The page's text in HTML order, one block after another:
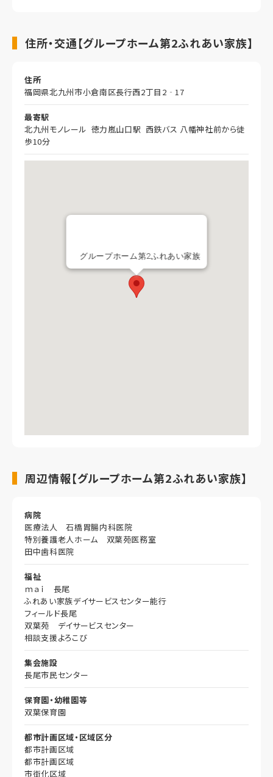
住所・交通【グループホーム第2ふれあい家族】
住所
福岡県北九州市小倉南区長行西2丁目2‐17
最寄駅
北九州モノレール 徳力嵐山口駅 西鉄バス 八幡神社前から徒
歩10分
グループホーム第2ふれあい家族
周辺情報【グループホーム第2ふれあい家族】
病院
医療法人 石橋胃腸内科医院
特別養護老人ホーム 双葉苑医務室
田中歯科医院
福祉
ｍａｉ 長尾
ふれあい家族デイサービスセンター能行
フィールド長尾
双葉苑 デイサービスセンター
相談支援よろこび
集会施設
長尾市民センター
保育園・幼稚園等
双葉保育園
都市計画区域・区域区分
都市計画区域
都市計画区域
市街化区域